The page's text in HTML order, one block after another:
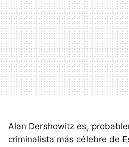
Alan Dershowitz es,
criminalista más célebre de